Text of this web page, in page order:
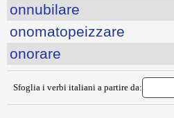
onnubilare
onomatopeizzare
onorare
Sfoglia i verbi italiani a partire da: